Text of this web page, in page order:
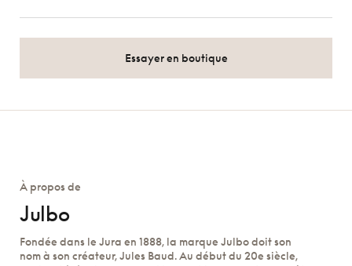
Essayer en boutique
À propos de
Julbo
Fondée dans le Jura en 1888, la marque Julbo doit son
nom à son créateur, Jules Baud. Au début du 20e siècle,